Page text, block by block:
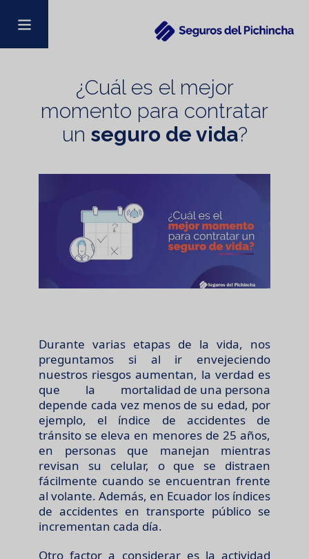
¿Cuál es el mejor
momento para contratar
un seguro de vida?
Durante varias etapas de la vida, nos
preguntamos si al ir envejeciendo
nuestros riesgos aumentan, la verdad es
que la mortalidad de una persona
depende cada vez menos de su edad, por
ejemplo, el índice de accidentes de
tránsito se eleva en menores de 25 años,
en personas que manejan mientras
revisan su celular, o que se distraen
fácilmente cuando se encuentran frente
al volante. Además, en Ecuador los índices
de accidentes en transporte público se
incrementan cada día.
Otro factor a considerar es la actividad